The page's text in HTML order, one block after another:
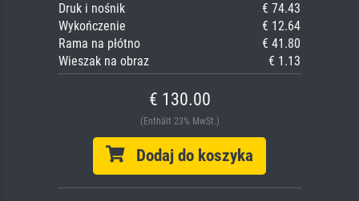
Druk i nośnik
€ 74.43
Wykończenie
€ 12.64
Rama na płótno
€ 41.80
Wieszak na obraz
€ 1.13
€ 130.00
(Enthält 23% MwSt.)
Dodaj do koszyka